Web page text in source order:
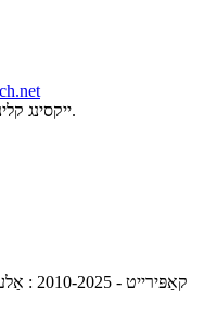
ייקסינג קלינוואטער כעמיקאלן קא., לטד.
© קאַפּירייט - 2010-2025 : אַלע רעכטן רעזערווירט.